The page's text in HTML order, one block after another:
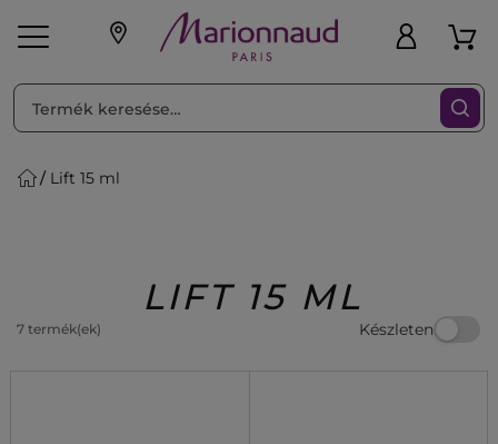
Parfüm
Beauty
Lift 15 ml
LIFT 15 ML
7 termék(ek) Készleten
RENDEZéS Szűrő